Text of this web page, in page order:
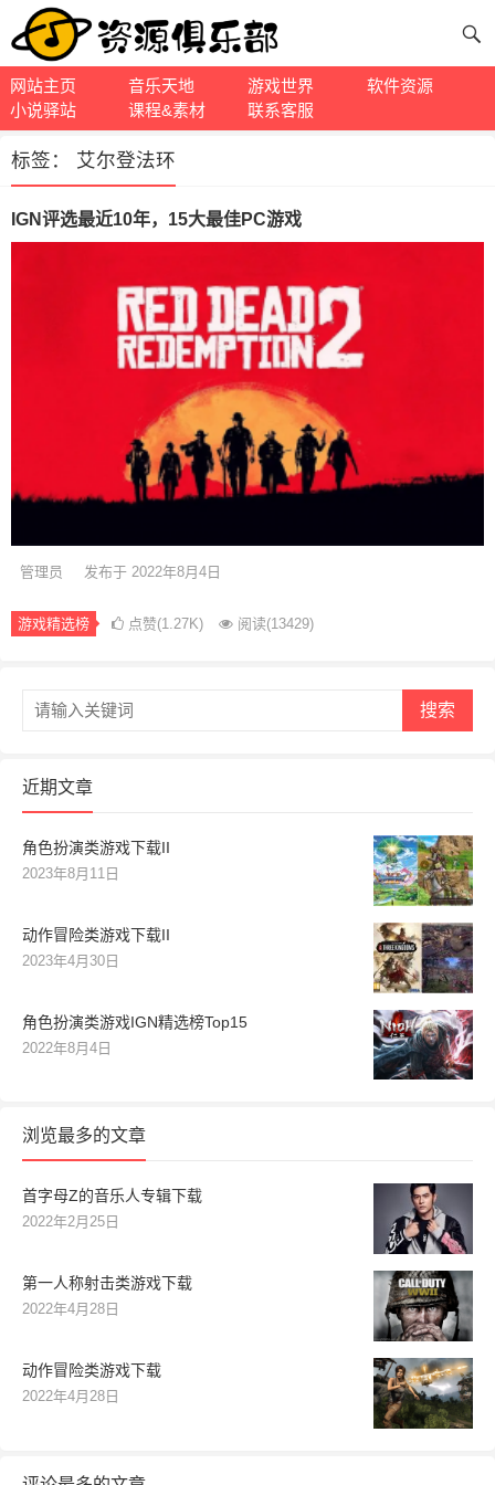
网站主页 音乐天地 游戏世界
软件资源
小说驿站
课程&素材 联系客服
标签： 艾尔登法环
IGN评选最近10年，15大最佳PC游戏
管理员 发布于 2022年8月4日
游戏精选榜 点赞(1.27K) 阅读(13429)
搜索
近期文章
角色扮演类游戏下载II
2023年8月11日
动作冒险类游戏下载II
2023年4月30日
角色扮演类游戏IGN精选榜Top15
2022年8月4日
浏览最多的文章
首字母Z的音乐人专辑下载
2022年2月25日
第一人称射击类游戏下载
2022年4月28日
动作冒险类游戏下载
2022年4月28日